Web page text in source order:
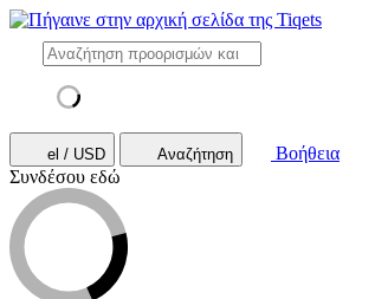
el / USD Αναζήτηση
Βοήθεια
Συνδέσου εδώ